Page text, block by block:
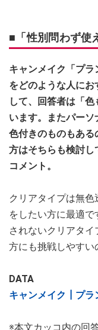
■「性別問わず使
キャンメイク「プラ
をどのような人に
して、回答者は「
います。またパーソ
色付きのものもあ
方はそちらも検討し
コメント。
クリアタイプは無
をしたい方に最適
されないクリアタ
方にも挑戦しやすい
DATA
キャンメイク┃プラ
※本文カッコ内の回